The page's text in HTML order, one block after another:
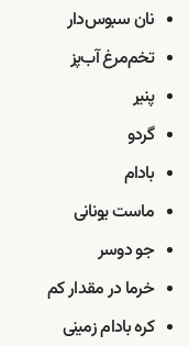
نان سبوس‌دار
تخم‌مرغ آب‌پز
پنیر
گردو
بادام
ماست یونانی
جو دوسر
خرما در مقدار کم
کره بادام زمینی